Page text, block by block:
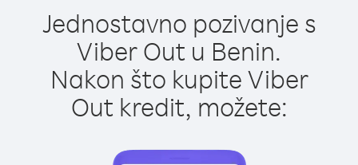
Jednostavno pozivanje s
Viber Out u Benin.
Nakon što kupite Viber
Out kredit, možete: